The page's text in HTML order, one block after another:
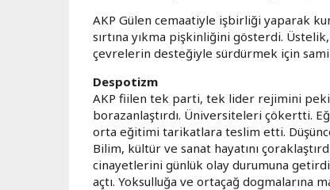
AKP Gülen cemaatiyle işbirliği yaparak
sırtına yıkma pişkinliğini gösterdi.
çevrelerin desteğiyle sürdürmek için
Despotizm
AKP fiilen tek parti, tek lider rejimini
borazanlaştırdı. Üniversiteleri çökertti.
orta eğitimi tarikatlara teslim etti. Düşünce
Bilim, kültür ve sanat hayatını
cinayetlerini günlük olay durumuna
açtı. Yoksulluğa ve ortaçağ dogmalarına